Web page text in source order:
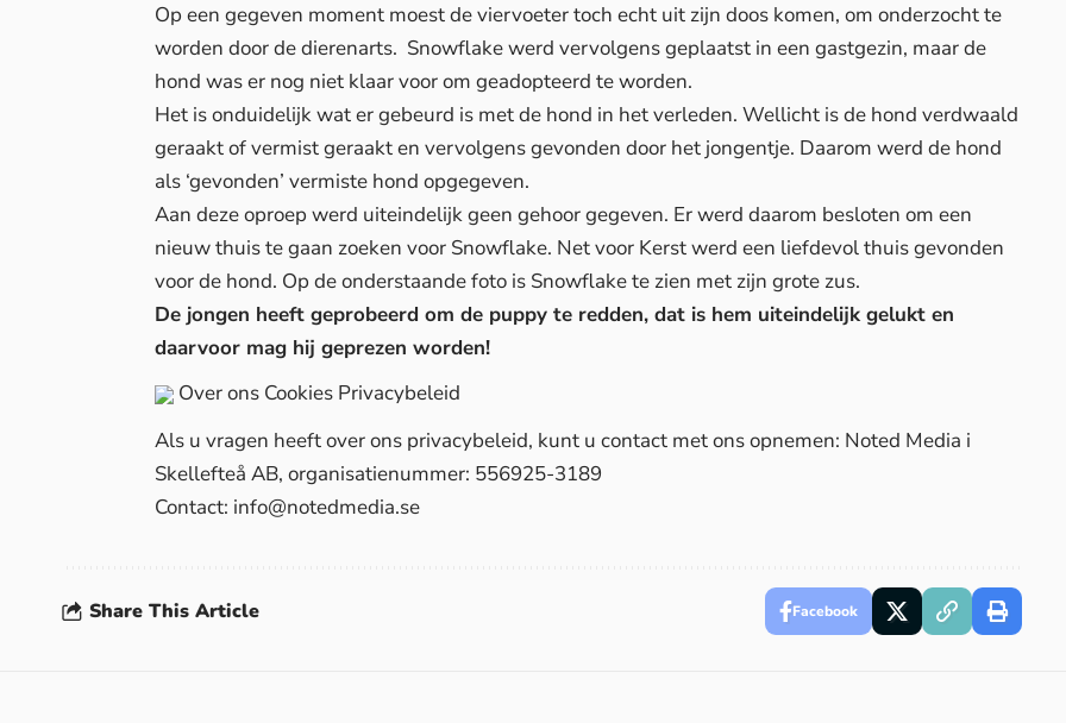
Op een gegeven moment moest de viervoeter toch echt uit zijn doos komen, om onderzocht te
worden door de dierenarts. Snowflake werd vervolgens geplaatst in een gastgezin, maar de
hond was er nog niet klaar voor om geadopteerd te worden.
Het is onduidelijk wat er gebeurd is met de hond in het verleden. Wellicht is de hond verdwaald
geraakt of vermist geraakt en vervolgens gevonden door het jongentje. Daarom werd de hond
als ‘gevonden’ vermiste hond opgegeven.
Aan deze oproep werd uiteindelijk geen gehoor gegeven. Er werd daarom besloten om een
nieuw thuis te gaan zoeken voor Snowflake. Net voor Kerst werd een liefdevol thuis gevonden
voor de hond. Op de onderstaande foto is Snowflake te zien met zijn grote zus.
De jongen heeft geprobeerd om de puppy te redden, dat is hem uiteindelijk gelukt en
daarvoor mag hij geprezen worden!
Over ons Cookies Privacybeleid
Als u vragen heeft over ons privacybeleid, kunt u contact met ons opnemen: Noted Media i
Skellefteå AB, organisatienummer: 556925-3189
Contact: info@notedmedia.se
Share This Article Facebook